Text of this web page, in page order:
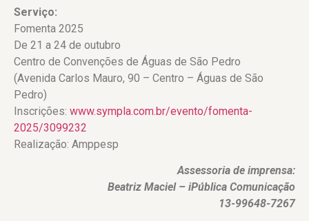
Serviço:
Fomenta 2025
De 21 a 24 de outubro
Centro de Convenções de Águas de São Pedro
(Avenida Carlos Mauro, 90 – Centro – Águas de São
Pedro)
Inscrições: www.sympla.com.br/evento/fomenta-
2025/3099232
Realização: Amppesp
Assessoria de imprensa:
Beatriz Maciel – iPública Comunicação
13-99648-7267